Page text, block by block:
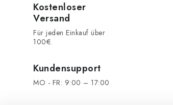
Kostenloser
Versand
Für jeden Einkauf über
100€.
Kundensupport
MO - FR: 9:00 – 17:00